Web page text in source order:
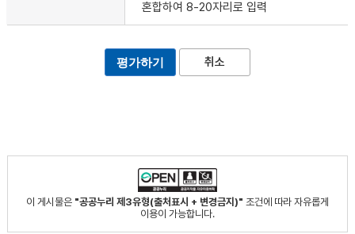
혼합하여 8-20자리로 입력
취소
이 게시물은 "공공누리 제3유형(출처표시 + 변경금지)" 조건에 따라 자유롭게
이용이 가능합니다.